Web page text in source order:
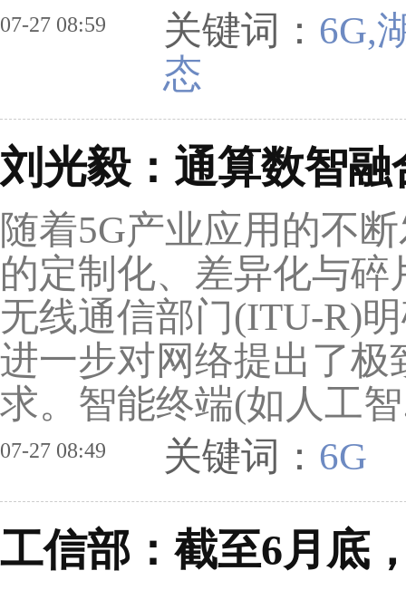
07-27 08:59 关键词： 6G,
态
刘光毅：通算数智
随着5G产业应用的不
的定制化、差异化与
无线通信部门(ITU-R)
进一步对网络提出了
求。智能终端(如人工
07-27 08:49 关键词： 6G
工信部：截至6月底